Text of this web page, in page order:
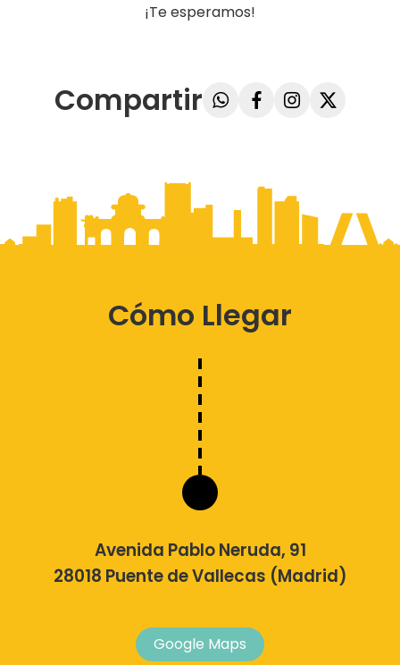
¡Te esperamos!
Compartir
Cómo Llegar
Avenida Pablo Neruda, 91
28018 Puente de Vallecas (Madrid)
Google Maps